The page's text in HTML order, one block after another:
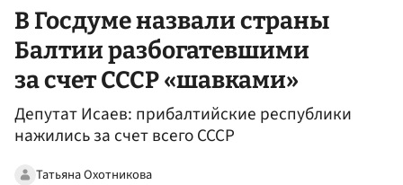
В Госдуме назвали страны
Балтии разбогатевшими
за счет СССР «шавками»
Депутат Исаев: прибалтийские республики
нажились за счет всего СССР
Татьяна Охотникова